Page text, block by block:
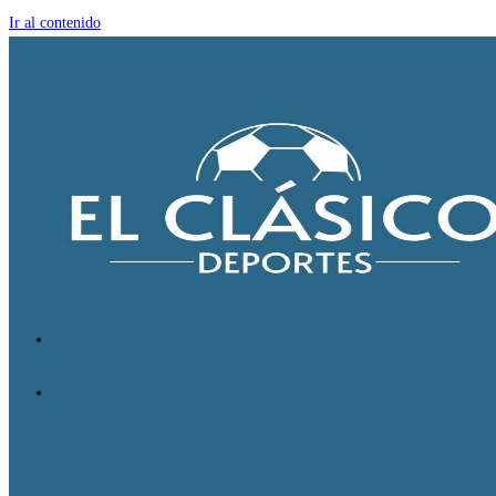
Ir al contenido